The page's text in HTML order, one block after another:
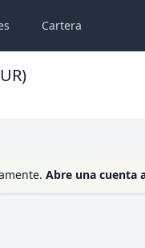
Cartera
Abre una cuenta